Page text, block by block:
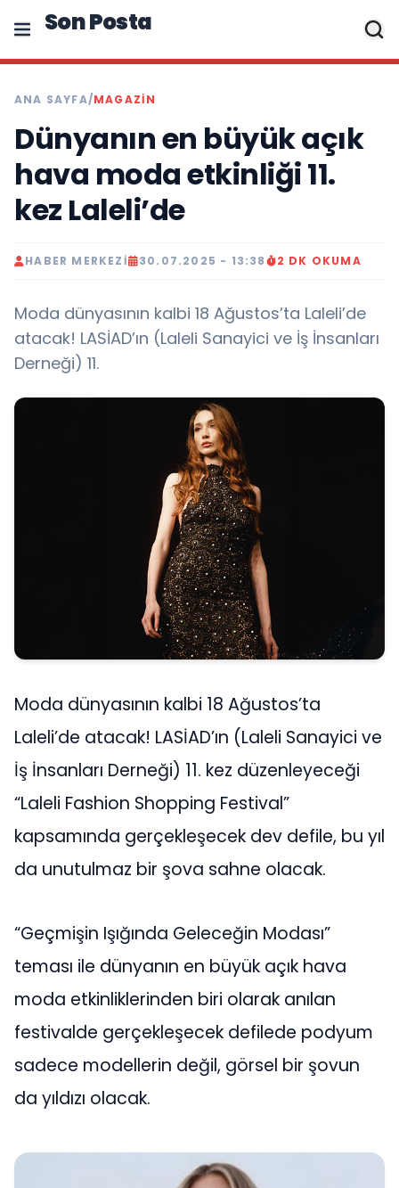
Son Posta
ANA SAYFA/MAGAZIN
Dünyanın en büyük açık
hava moda etkinliği 11.
kez Laleli’de
HABER MERKEZI 30.07.2025 - 13:38 2 DK OKUMA
Moda dünyasının kalbi 18 Ağustos’ta Laleli’de
atacak! LASİAD’ın (Laleli Sanayici ve İş İnsanları
Derneği) 11.
Moda dünyasının kalbi 18 Ağustos’ta
Laleli’de atacak! LASİAD’ın (Laleli Sanayici ve
İş İnsanları Derneği) 11. kez düzenleyeceği
“Laleli Fashion Shopping Festival”
kapsamında gerçekleşecek dev defile, bu yıl
da unutulmaz bir şova sahne olacak.
“Geçmişin Işığında Geleceğin Modası”
teması ile dünyanın en büyük açık hava
moda etkinliklerinden biri olarak anılan
festivalde gerçekleşecek defilede podyum
sadece modellerin değil, görsel bir şovun
da yıldızı olacak.